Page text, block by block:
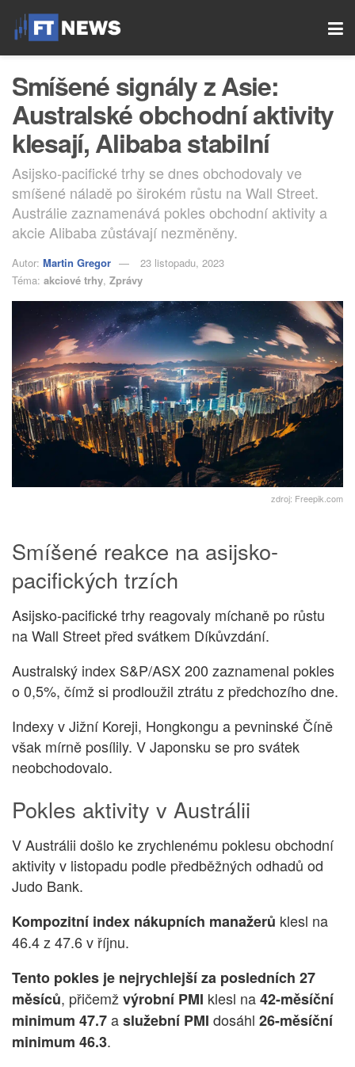
Smíšené signály z Asie:
Australské obchodní aktivity
klesají, Alibaba stabilní
Asijsko-pacifické trhy se dnes obchodovaly ve
smíšené náladě po širokém růstu na Wall Street.
Austrálie zaznamenává pokles obchodní aktivity a
akcie Alibaba zůstávají nezměněny.
Autor: Martin Gregor
23 listopadu, 2023
Téma: akciové trhy, Zprávy
zdroj: Freepik.com
Smíšené reakce na asijsko-
pacifických trzích
Asijsko-pacifické trhy reagovaly míchaně po růstu
na Wall Street před svátkem Díkůvzdání.
Australský index S&P/ASX 200 zaznamenal pokles
o 0,5%, čímž si prodloužil ztrátu z předchozího dne.
Indexy v Jižní Koreji, Hongkongu a pevninské Číně
však mírně posílily. V Japonsku se pro svátek
neobchodovalo.
Pokles aktivity v Austrálii
V Austrálii došlo ke zrychlenému poklesu obchodní
aktivity v listopadu podle předběžných odhadů od
Judo Bank.
Kompozitní index nákupních manažerů klesl na
46.4 z 47.6 v říjnu.
Tento pokles je nejrychlejší za posledních 27
měsíců, přičemžvýrobní PMI klesl na42-měsíční
minimum 47.7aslužební PMI dosáhl 26-měsíční
minimum 46.3.